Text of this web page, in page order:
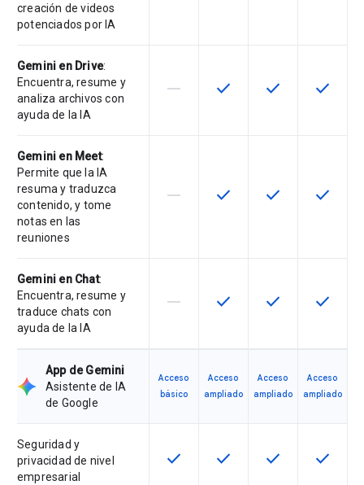
creación de videos
potenciados por IA
Gemini en Drive:
Encuentra, resume y
analiza archivos con
ayuda de la IA
Esta función no está disponible en
horizontal_rule Esta función está
check Esta función
check Esta
check
Gemini en Meet:
Permite que la IA
resuma y traduzca
contenido, y tome
notas en las
reuniones
Esta función no está disponible en
horizontal_rule Esta función está
check Esta función
check Esta
check
Gemini en Chat:
Encuentra, resume y
traduce chats con
ayuda de la IA
Esta función no está disponible en
horizontal_rule Esta función está
check Esta función
check Esta
check
App de Gemini
Asistente de IA
de Google
Acceso
básico
Acceso
ampliado
Acceso
ampliado
Acceso
ampliado
Seguridad y
privacidad de nivel
empresarial
Esta función está disponible en
check Esta función está
check Esta función
check Esta
check